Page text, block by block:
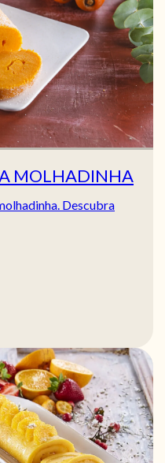
MOLHADINHA
Descubra